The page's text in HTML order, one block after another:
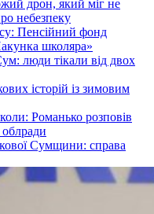
дрон, який міг не
небезпеку
Пенсійний фонд
школяра»
люди тікали від двох
історій із зимовим
Романько розповів
облради
Сумщини: справа